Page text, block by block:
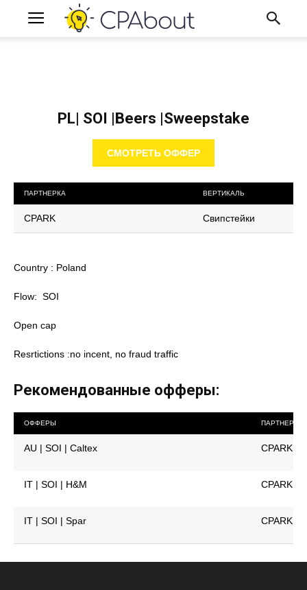
PL| SOI |Beers |Sweepstake
СМОТРЕТЬ ОФФЕР
ПАРТНЕРКА ВЕРТИКАЛЬ
CPARK Свипстейки
Country : Poland
Flow: SOI
Open cap
Resrtictions :no incent, no fraud traffic
Рекомендованные офферы:
ОФФЕРЫ ПАРТНЕРКА
AU | SOI | Caltex CPARK
IT | SOI | H&M CPARK
IT | SOI | Spar CPARK